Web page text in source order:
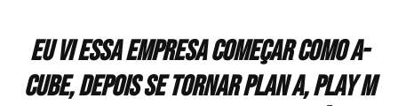
Eu vi essa empresa começar como A-
Cube, depois se tornar Plan A, Play M